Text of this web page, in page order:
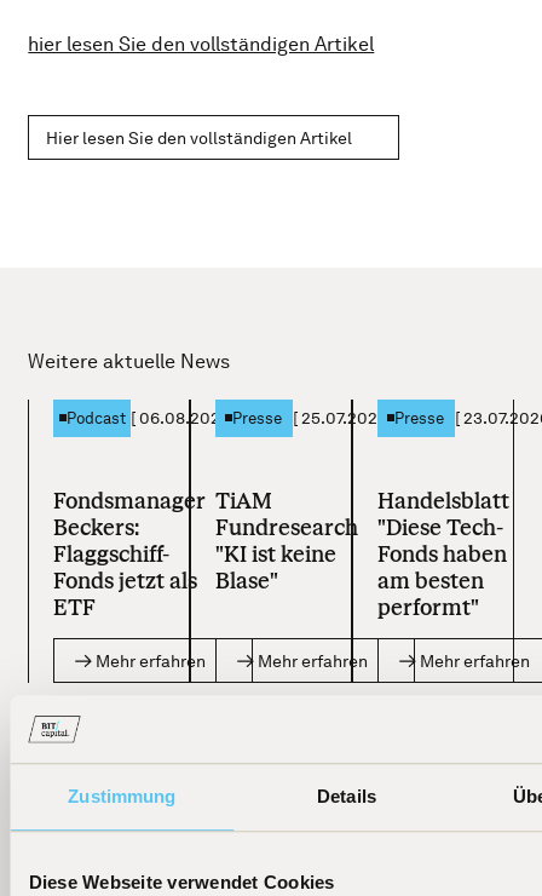
Zustimmung Details
Diese Webseite verwendet Cookies
hier lesen Sie den vollständigen Artikel
Hier lesen Sie den vollständigen Artikel
Weitere aktuelle News
Podcast [06.08.2026]
Fondsmanager
Beckers:
Flaggschiff-
Fonds jetzt als
ETF
Mehr erfahren
Presse [25.07.2026 ]
TiAM
Fundresearch
"KI ist keine
Blase"
Mehr erfahren
Presse [
Handelsblatt
"Diese Tech-
Fonds haben
am besten
performt"
Mehr erfahren